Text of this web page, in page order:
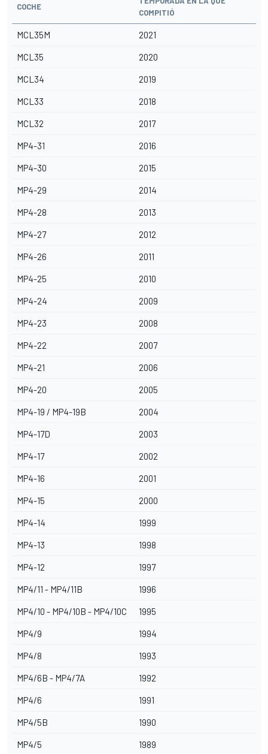
COCHE
COMPITIÓ
MCL35M 2021
MCL35 2020
MCL34 2019
MCL33 2018
MCL32 2017
MP4-31 2016
MP4-30 2015
MP4-29 2014
MP4-28 2013
MP4-27 2012
MP4-26 2011
MP4-25 2010
MP4-24 2009
MP4-23 2008
MP4-22 2007
MP4-21 2006
MP4-20 2005
MP4-19 / MP4-19B 2004
MP4-17D 2003
MP4-17 2002
MP4-16 2001
MP4-15 2000
MP4-14 1999
MP4-13 1998
MP4-12 1997
MP4/11 - MP4/11B 1996
MP4/10 - MP4/10B - MP4/10C 1995
MP4/9 1994
MP4/8 1993
MP4/6B - MP4/7A 1992
MP4/6 1991
MP4/5B 1990
MP4/5 1989